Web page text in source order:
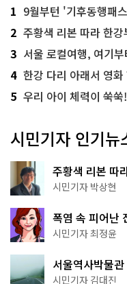
1 9월부턴 '기후동행패
2 주황색 리본 따라 한강부터
3 서울 로컬여행, 여기
4 한강 다리 아래서 영
5 우리 아이 체력이 쑥
시민기자 인기뉴
주황색 리본 따
서울둘레길 15코
시민기자 박상현
폭염 속 피어난
무 명소
시민기자 최정윤
서울역사박물
나는 역사 산책
시민기자 김대진